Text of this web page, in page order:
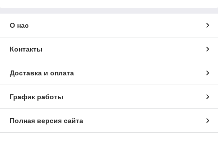
О нас
Контакты
Доставка и оплата
График работы
Полная версия сайта